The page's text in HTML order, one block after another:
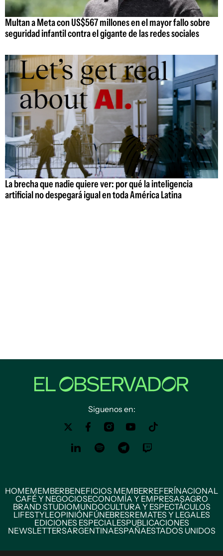
Multan a Meta con US$567 millones en el mayor fallo sobre
seguridad infantil contra el gigante de las redes sociales
La brecha que nadie quiere ver: por qué la inteligencia
artificial no despegará igual en toda América Latina
Siguenos en:
HOMEMEMBERBENEFICIOS MEMBERREFERÍNACIONAL
CAFÉ Y NEGOCIOSECONOMÍA Y EMPRESASAGRO
BRAND STUDIOMUNDOCULTURA Y ESPECTÁCULOS
LIFESTYLEOPINIÓNFÚNEBRESREMATES Y LEGALES
EDICIONES ESPECIALESPUBLICACIONES
NEWSLETTERSARGENTINAESPAÑAESTADOS UNIDOS